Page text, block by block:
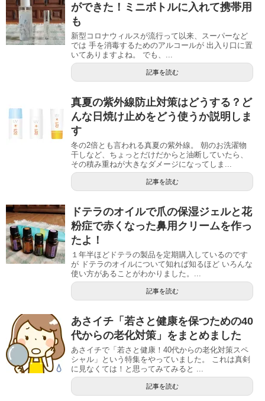
ができた！ミニボトルに入れて携帯用
も
新型コロナウィルスが流行って以来、スーパーなど
では 手を消毒するためのアルコールが 出入り口に置
いてありますよね。 でも、...
記事を読む
真夏の紫外線防止対策はどうする？ど
んな日焼け止めをどう使うか説明しま
す
冬の2倍とも言われる真夏の紫外線。 朝のお洗濯物
干しなど、ちょっとだけだからと油断していたら、
その積み重ねが大きなダメージになってしま...
記事を読む
ドテラのオイルで爪の保湿ジェルと花
粉症で赤くなった鼻用クリームを作っ
たよ！
１年半ほどドテラの製品を定期購入しているのです
が ドテラのオイルについて知れば知るほど いろんな
使い方があることがわかりました。...
記事を読む
あさイチ「若さと健康を保つための40
代からの老化対策」をまとめました
あさイチで「若さと健康！40代からの老化対策スペ
シャル」という特集をやっていました。 これは真剣
に見なくては！と思ってみてみると ...
記事を読む